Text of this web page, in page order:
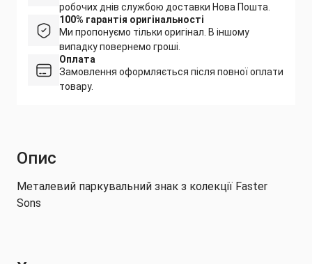
робочих днів службою доставки Нова Пошта.
100% гарантія оригінальності
Ми пропонуємо тільки оригінал. В іншому
випадку повернемо гроші.
Оплата
Замовлення оформляється після повної оплати
товару.
Опис
Металевий паркувальний знак з колекції Faster
Sons